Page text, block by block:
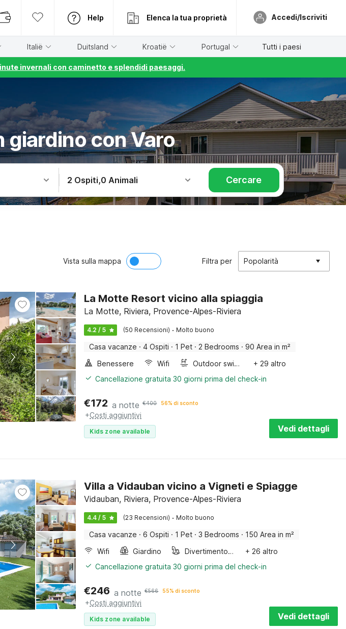
Help Elenca la tua proprietà Accedi/Iscriviti
Italië Duitsland Kroatië Portugal Tutti i paesi
invernali con caminetto e splendidi paesaggi.
giardino con Varo
2 Ospiti,0 Animali Cercare
Vista sulla mappa Filtra per Popolarità
La Motte Resort vicino alla spiaggia
La Motte, Riviera, Provence-Alpes-Riviera
4.2 / 5 (50 Recensioni) · Molto buono
Casa vacanze · 4 Ospiti · 1 Pet · 2 Bedrooms · 90 Area in m²
Benessere
Wifi Outdoor swimming pool
+ 29 altro
Cancellazione gratuita 30 giorni prima del check-in
€172 a notte €400 56% di sconto
+Costi aggiuntivi
Kids zone available Vedi dettagli
Villa a Vidauban vicino a Vigneti e Spiagge
Vidauban, Riviera, Provence-Alpes-Riviera
4.4 / 5 (23 Recensioni) · Molto buono
Casa vacanze · 6 Ospiti · 1 Pet · 3 Bedrooms · 150 Area in m²
Wifi
Giardino Divertimento per bambini
+ 26 altro
Cancellazione gratuita 30 giorni prima del check-in
€246 a notte €566 55% di sconto
+Costi aggiuntivi
Kids zone available Vedi dettagli